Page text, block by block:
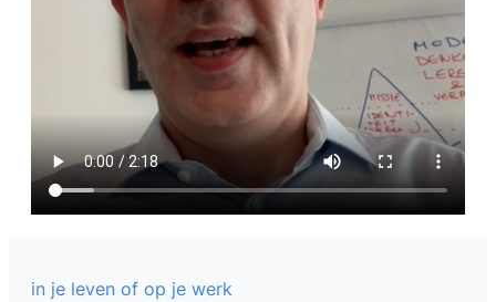
in je leven of op je werk